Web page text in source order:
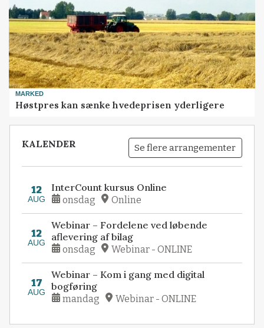
MARKED
Høstpres kan sænke hvedeprisen yderligere
KALENDER Se flere arrangementer
12
AUG
InterCount kursus Online
onsdag Online
12
AUG
Webinar – Fordelene ved løbende
aflevering af bilag
onsdag Webinar - ONLINE
17
AUG
Webinar – Kom i gang med digital
bogføring
mandag Webinar - ONLINE